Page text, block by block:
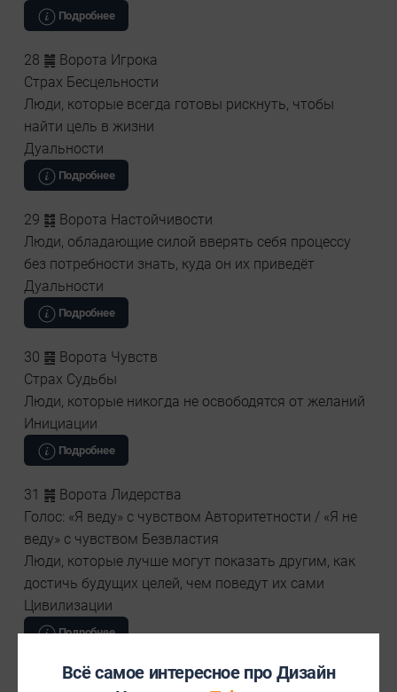
Подробнее
28 ䷛ Ворота Игрока
Страх Бесцельности
Люди, которые всегда готовы рискнуть, чтобы
найти цель в жизни
Дуальности
Подробнее
29 ䷜ Ворота Настойчивости
Люди, обладающие силой вверять себя процессу
без потребности знать, куда он их приведёт
Дуальности
Подробнее
30 ䷝ Ворота Чувств
Страх Судьбы
Люди, которые никогда не освободятся от желаний
Инициации
Подробнее
31 ䷞ Ворота Лидерства
Голос: «Я веду» с чувством Авторитетности / «Я не
веду» с чувством Безвластия
Люди, которые лучше могут показать другим, как
достичь будущих целей, чем поведут их сами
Цивилизации
Подробнее
32 ䷟ Ворота Непрерывности
Всё самое интересное про Дизайн